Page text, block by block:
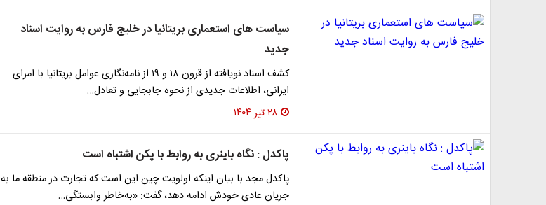
سیاست های استعماری بریتانیا در خلیج فارس به روایت اسناد
جدید
کشف اسناد نویافته از قرون ۱۸ و ۱۹ از نامه‌نگاری عوامل بریتانیا با امرای
ایرانی، اطلاعات جدیدی از نحوه جابجایی و تعادل…
۲۸ تیر ۱۴۰۴
پاکدل : نگاه باینری به روابط با پکن اشتباه است
پاکدل مجد با بیان اینکه اولویت چین این است که تجارت در منطقه ما به
جریان عادی خودش ادامه دهد، گفت: «به‌خاطر وابستگی…